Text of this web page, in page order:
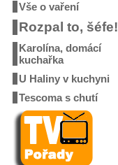
Vše o vaření
Rozpal to, šéfe!
Karolína, domácí
kuchařka
U Haliny v kuchyni
Tescoma s chutí